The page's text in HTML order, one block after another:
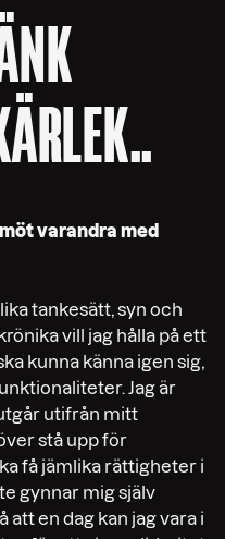
varandra med
tankesätt, syn och
vill jag hålla på ett
kunna känna igen sig,
Jag är
utifrån mitt
stå upp för
få jämlika rättigheter i
gynnar mig själv
att en dag kan jag vara i